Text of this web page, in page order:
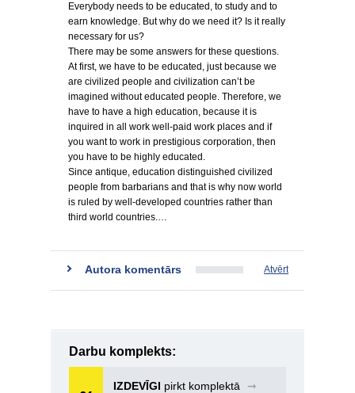
Everybody needs to be educated, to study and to
earn knowledge. But why do we need it? Is it really
necessary for us?
There may be some answers for these questions.
At first, we have to be educated, just because we
are civilized people and civilization can’t be
imagined without educated people. Therefore, we
have to have a high education, because it is
inquired in all work well-paid work places and if
you want to work in prestigious corporation, then
you have to be highly educated.
Since antique, education distinguished civilized
people from barbarians and that is why now world
is ruled by well-developed countries rather than
third world countries.…
Autora komentārs Atvērt
Darbu komplekts:
IZDEVĪGI pirkt komplektā
➞